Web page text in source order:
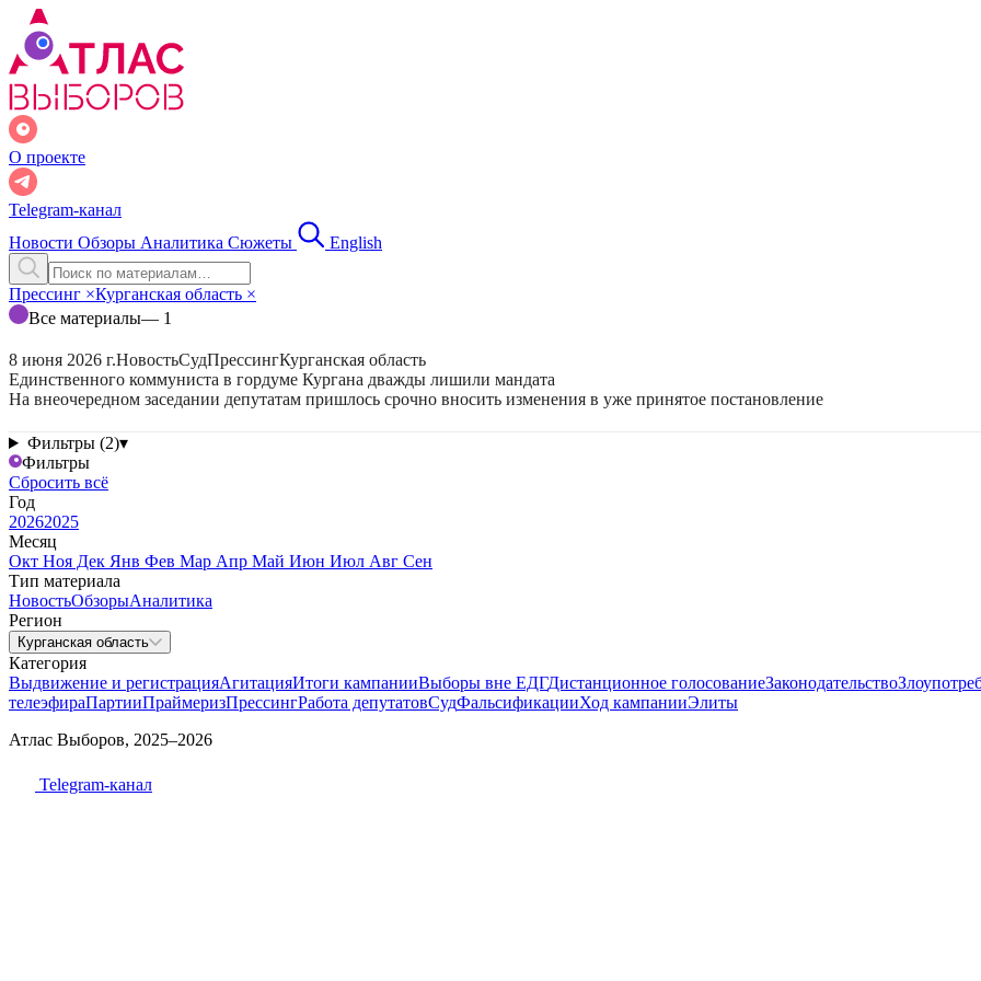
О проекте
Telegram-канал
Новости Обзоры Аналитика Сюжеты English
Прессинг ×Курганская область ×
Все материалы— 1
8 июня 2026 г.НовостьСудПрессингКурганская область
Единственного коммуниста в гордуме Кургана дважды лишили мандата
На внеочередном заседании депутатам пришлось срочно вносить изменения в уже принятое постановление
Фильтры (2)▾
Фильтры
Сбросить всё
Год
20262025
Месяц
Окт Ноя Дек Янв Фев Мар Апр Май Июн Июл Авг Сен
Тип материала
НовостьОбзорыАналитика
Регион
Курганская область
Категория
Выдвижение и регистрацияАгитацияИтоги кампанииВыборы вне ЕДГДистанционное голосованиеЗаконодательство
телеэфираПартииПраймеризПрессингРабота депутатовСудФальсификацииХод кампанииЭлиты
Атлас Выборов, 2025–2026
Telegram-канал